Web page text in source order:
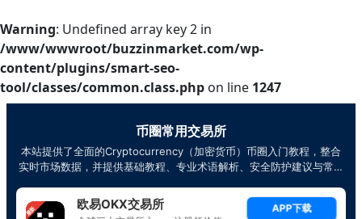
Warning: Undefined array key 2 in
/www/wwwroot/buzzinmarket.com/wp-
content/plugins/smart-seo-
tool/classes/common.class.php on line 1247